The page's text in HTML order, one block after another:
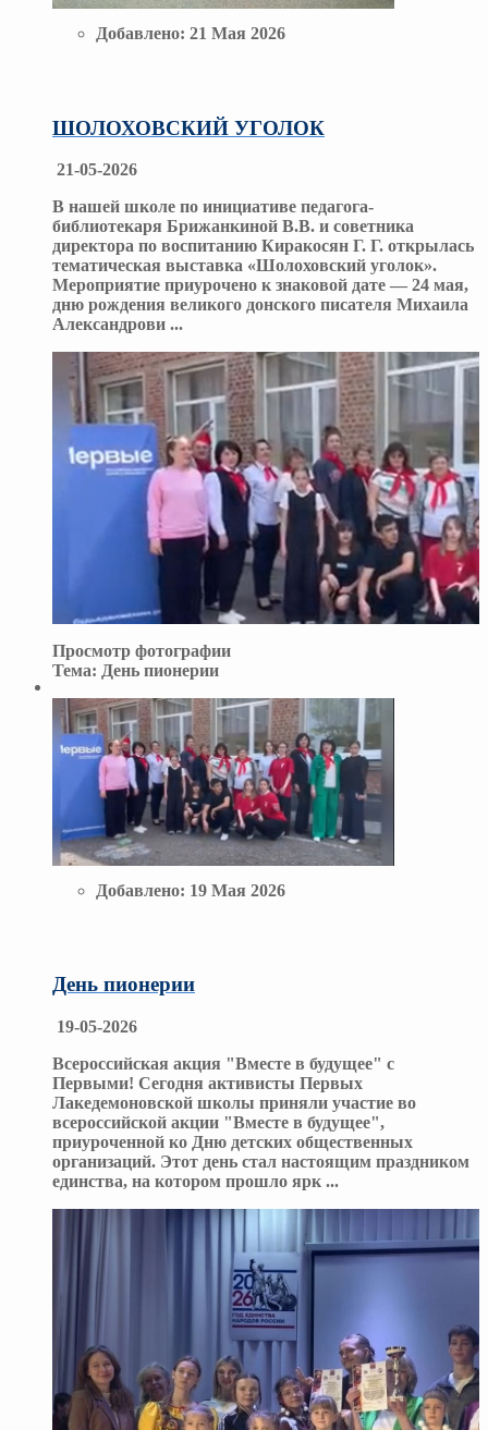
Добавлено: 21 Мая 2026
ШОЛОХОВСКИЙ УГОЛОК
21-05-2026
В нашей школе по инициативе педагога-
библиотекаря Брижанкиной В.В. и советника
директора по воспитанию Киракосян Г. Г. открылась
тематическая выставка «Шолоховский уголок».
Мероприятие приурочено к знаковой дате — 24 мая,
дню рождения великого донского писателя Михаила
Александрови ...
Просмотр фотографии
Тема: День пионерии
Добавлено: 19 Мая 2026
День пионерии
19-05-2026
Всероссийская акция "Вместе в будущее" с
Первыми! Сегодня активисты Первых
Лакедемоновской школы приняли участие во
всероссийской акции "Вместе в будущее",
приуроченной ко Дню детских общественных
организаций. Этот день стал настоящим праздником
единства, на котором прошло ярк ...